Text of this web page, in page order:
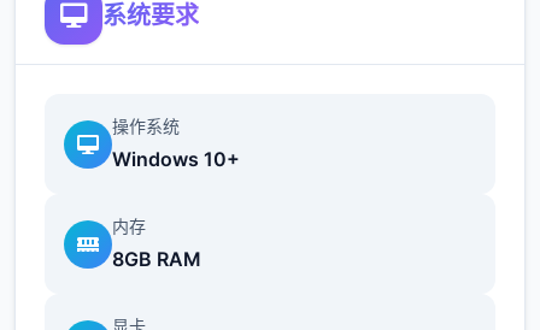
系统要求
操作系统
Windows 10+
内存
8GB RAM
显卡